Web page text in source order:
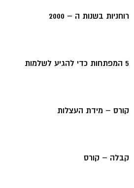
רוחניות בשנות ה – 2000
5 המפתחות כדי להגיע לשלמות
קורס – מידת העצלות
קבלה – קורס